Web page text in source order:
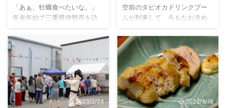
ったことがなかった焼き鳥屋
さんで友人と食事をする機会
名は焼き鳥 にかわさん。 そこ
で出てきたの芸術か!というよ
うな鶏の刺盛りや、食べる前
から喉 ...
はらい町のおかげ横丁へ現地
レポートに繰り出しました。
の味わいが詰まった鯛茶漬け
の食レポ、そして三重県でも
話題になっている牡蠣の ...
宮参拝後に牡蠣好き集
合
「あぁ、牡蠣食べたいな。」
年末年始で三重県伊勢市を訪
れた牡蠣好き。目的は伊勢神
宮参拝とわかっていても、せ
っかく三重県にきたのだから
牡蠣が食べたい。そんな心の
声が漏れてしまうのは、牡蠣
好きの性(さが)でしょう。
・・・・牡蠣好きよ ・・・・
牡蠣好きよ、こっちへおい
クはもう飲んだ？
空前のタピオカドリンクブー
ムが到来して、今もなお冷め
ることのないタピ熱。 伊勢神
宮のお膝元 三重県伊勢市でも
タピオカドリンクが飲めるカ
フェは珍しくなく、今や当た
り前の飲み物として定着して
います。 そんなタピオカの次
にくるドリンクは一体何なの
かは、メディア各社も常にア
2023/2/24 2023/3/18